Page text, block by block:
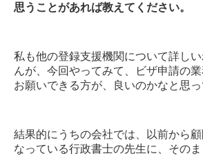
思うことがあれば教えてください。
私も他の登録支援機関について詳し
んが、今回やってみて、ビザ申請の
お願いできる方が、良いのかなと思っ
結果的にうちの会社では、以前から
なっている行政書士の先生に、その